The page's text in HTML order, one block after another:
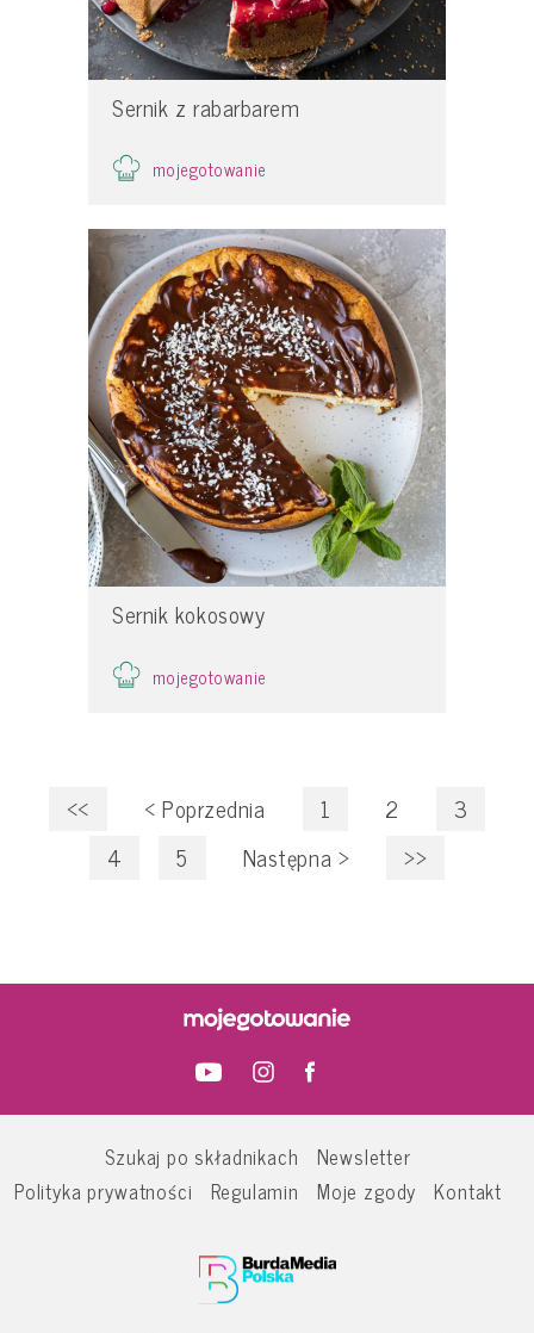
Sernik z rabarbarem
mojegotowanie
Sernik kokosowy
mojegotowanie
<< < Poprzednia 1 2
3
4
5 Następna > >>
Szukaj po składnikach
Newsletter
Polityka prywatności
Regulamin Moje zgody Kontakt